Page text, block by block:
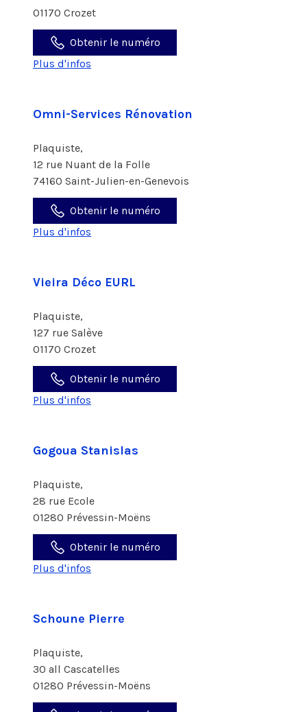
01170 Crozet
Obtenir le numéro
Plus d'infos
Omni-Services Rénovation
Plaquiste,
12 rue Nuant de la Folle
74160 Saint-Julien-en-Genevois
Obtenir le numéro
Plus d'infos
Vieira Déco EURL
Plaquiste,
127 rue Salève
01170 Crozet
Obtenir le numéro
Plus d'infos
Gogoua Stanislas
Plaquiste,
28 rue Ecole
01280 Prévessin-Moëns
Obtenir le numéro
Plus d'infos
Schoune Pierre
Plaquiste,
30 all Cascatelles
01280 Prévessin-Moëns